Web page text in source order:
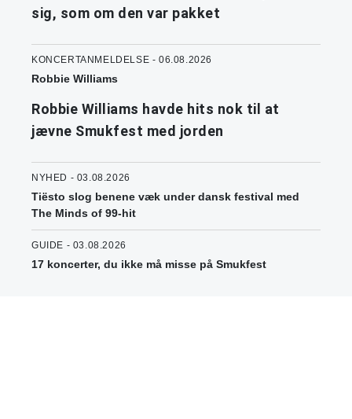
sig, som om den var pakket
KONCERTANMELDELSE - 06.08.2026
Robbie Williams
Robbie Williams havde hits nok til at
jævne Smukfest med jorden
NYHED - 03.08.2026
Tiësto slog benene væk under dansk festival med
The Minds of 99-hit
GUIDE - 03.08.2026
17 koncerter, du ikke må misse på Smukfest